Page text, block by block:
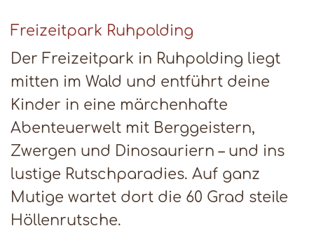
Freizeitpark Ruhpolding
Der Freizeitpark in Ruhpolding liegt
mitten im Wald und entführt deine
Kinder in eine märchenhafte
Abenteuerwelt mit Berggeistern,
Zwergen und Dinosauriern – und ins
lustige Rutschparadies. Auf ganz
Mutige wartet dort die 60 Grad steile
Höllenrutsche.